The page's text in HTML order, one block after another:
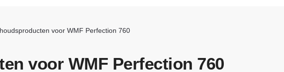
voor WMF Perfection 760
voor WMF Perfection 760